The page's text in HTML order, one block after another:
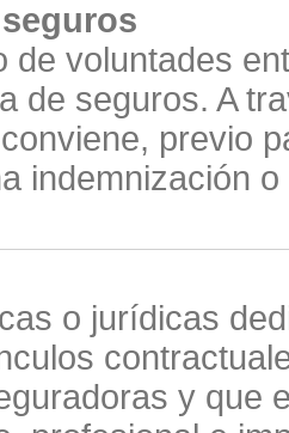
de voluntades
de seguros. A
previo
indemnización
o jurídicas
y que